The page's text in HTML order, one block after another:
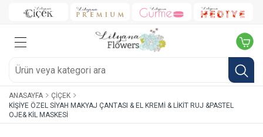
ANASAYFA
ÇIÇEK
KIŞIYE ÖZEL SIYAH MAKYAJ ÇANTASI & EL KREMI & LIKIT RUJ &PASTEL
OJE& KIL MASKESI